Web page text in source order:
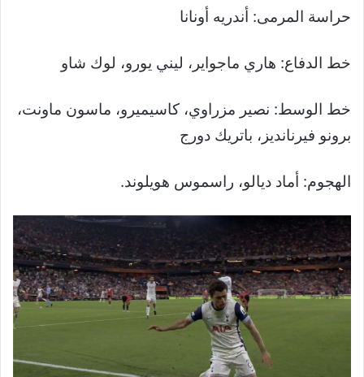
حراسة المرمى: أندريه أونانا
خط الدفاع: هاري ماجواير، ليني يورو، لوك شاو
خط الوسط: نصير مزراوي، كاسيميرو، ماسون ماونت،
برونو فيرنانديز، باتريك دورج
الهجوم: أماد ديالو، راسموس هويلوند.